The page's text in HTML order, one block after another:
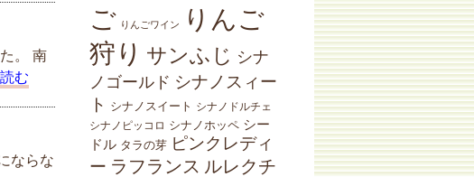
。 南
む
ならな
ご りんごワイン
りんご
狩り サンふじ シナ
ノゴールド シナノスィー
ト シナノスイート シナノドルチェ
シナノピッコロ シナノホッペ シー
ドル タラの芽 ピンクレディ
ー ラフランス ルレクチ